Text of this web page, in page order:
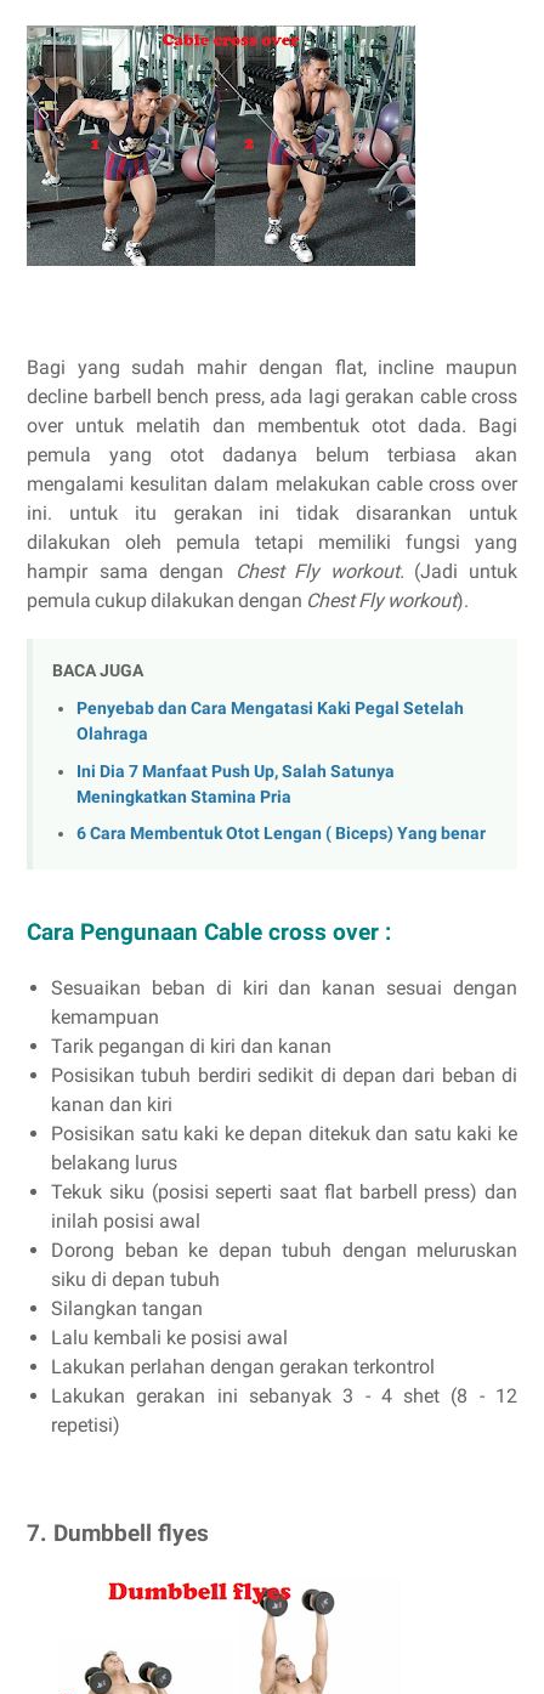
Bagi yang sudah mahir dengan flat, incline maupun
decline barbell bench press, ada lagi gerakan cable cross
over untuk melatih dan membentuk otot dada. Bagi
pemula yang otot dadanya belum terbiasa akan
mengalami kesulitan dalam melakukan cable cross over
ini. untuk itu gerakan ini tidak disarankan untuk
dilakukan oleh pemula tetapi memiliki fungsi yang
hampir sama dengan
Chest Fly workout. (Jadi untuk
pemula cukup dilakukan dengan Chest Fly workout).
BACA JUGA
Penyebab dan Cara Mengatasi Kaki Pegal Setelah
Olahraga
Ini Dia 7 Manfaat Push Up, Salah Satunya
Meningkatkan Stamina Pria
6 Cara Membentuk Otot Lengan ( Biceps) Yang benar
Cara Pengunaan Cable cross over :
Sesuaikan beban di kiri dan kanan sesuai dengan
kemampuan
Tarik pegangan di kiri dan kanan
Posisikan tubuh berdiri sedikit di depan dari beban di
kanan dan kiri
Posisikan satu kaki ke depan ditekuk dan satu kaki ke
belakang lurus
Tekuk siku (posisi seperti saat flat barbell press) dan
inilah posisi awal
Dorong beban ke depan tubuh dengan meluruskan
siku di depan tubuh
Silangkan tangan
Lalu kembali ke posisi awal
Lakukan perlahan dengan gerakan terkontrol
Lakukan gerakan ini sebanyak 3 - 4 shet (8 - 12
repetisi)
7. Dumbbell flyes